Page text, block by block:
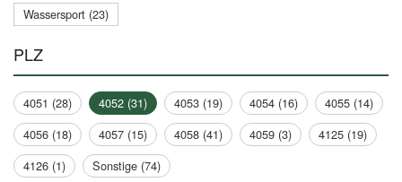
Wassersport (23)
PLZ
4051 (28) 4052 (31) 4053 (19) 4054 (16)
4055 (14)
4056 (18)
4057 (15) 4058 (41) 4059 (3)
4125 (19)
4126 (1)
Sonstige (74)